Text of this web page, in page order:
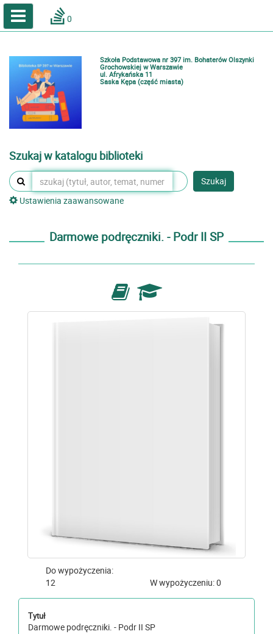
Katalog online biblioteki szkolnej
Lektury
0
Szkoła Podstawowa nr 397 im. Bohaterów Olszynki
Grochowskiej w Warszawie
ul. Afrykańska 11
Saska Kępa (część miasta)
Szukaj w katalogu biblioteki
Szukaj
Ustawienia zaawansowane
Darmowe podręczniki. - Podr II SP
Do wypożyczenia:
12
W wypożyczeniu: 0
Tytuł
Darmowe podręczniki. - Podr II SP